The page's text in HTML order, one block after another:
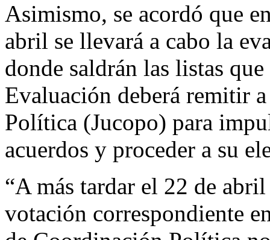
Asimismo, se acordó que
abril se llevará a cabo la
donde saldrán las listas
Evaluación deberá remitir
Política (Jucopo) para
acuerdos y proceder a su
“A más tardar el 22 de
votación correspondiente